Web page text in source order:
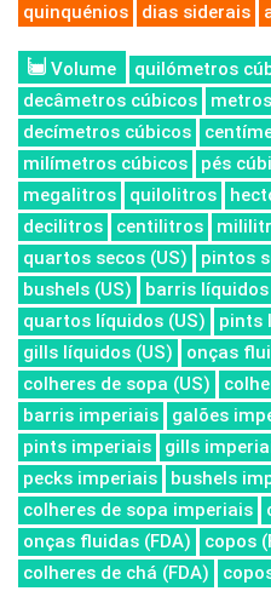
quinquénios
dias siderais
Volume quilómetros
decâmetros cúbicos
decímetros cúbicos
milímetros cúbicos
pés
megalitros
quilolitros
decilitros
centilitros
quartos secos (US)
pintos
bushels (US)
barris líquidos
quartos líquidos (US)
pints
gills líquidos (US)
onças
colheres de sopa (US)
barris imperiais
galões
pints imperiais
gills
pecks imperiais
bushels
colheres de sopa imperiais
onças fluidas (FDA)
copos
colheres de chá (FDA)